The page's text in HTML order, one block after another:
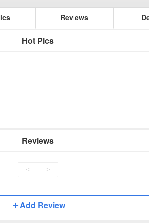
Reviews
Hot Pics
Reviews
< >
Add Review